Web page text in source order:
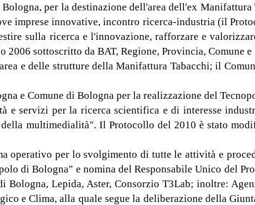
per la destinazione dell'area dell'ex
imprese innovative, incontro ricerca-industria (il
sulla ricerca e l'innovazione, rafforzare e
sottoscritto da BAT, Regione, Provincia, Comune
e delle strutture della Manifattura Tabacchi; il
e Comune di Bologna per la realizzazione del
servizi per la ricerca scientifica e di interesse
multimedialità". Il Protocollo del 2010 è stato
operativo per lo svolgimento di tutte le attività e
di Bologna" e nomina del Responsabile Unico del
Lepida, Aster, Consorzio T3Lab; inoltre:
e Clima, alla quale segue la deliberazione della